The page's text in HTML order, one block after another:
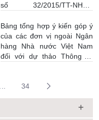
số 32/2015/TT-NHNN
Bảng tổng hợp ý kiến góp ý
của các đơn vị ngoài Ngân
hàng Nhà nước Việt Nam
đối với dự thảo Thông tư
định về chế độ báo cáo định
kỳ NHNN Việt Nam
Intermediate Pages Use
34